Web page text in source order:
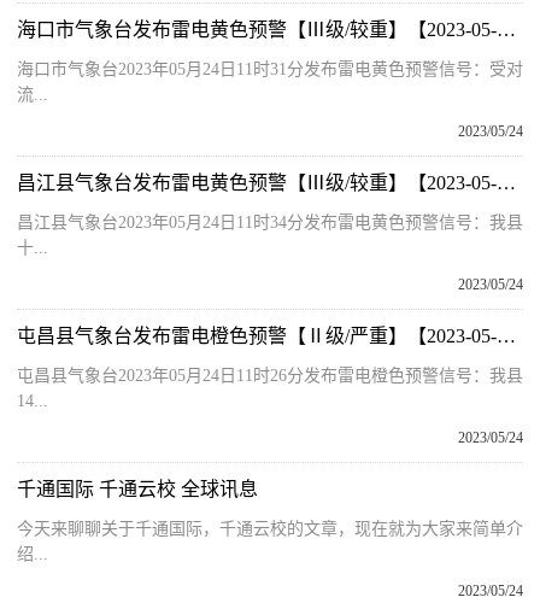
海口市气象台发布雷电黄色预警【Ⅲ级/较重】【2023-05-24】 环球看点
海口市气象台2023年05月24日11时31分发布雷电黄色预警信号：受对
流...
2023/05/24
昌江县气象台发布雷电黄色预警【Ⅲ级/较重】【2023-05-24】|天天要闻
昌江县气象台2023年05月24日11时34分发布雷电黄色预警信号：我县
十...
2023/05/24
屯昌县气象台发布雷电橙色预警【Ⅱ级/严重】【2023-05-24】
屯昌县气象台2023年05月24日11时26分发布雷电橙色预警信号：我县
14...
2023/05/24
千通国际 千通云校 全球讯息
今天来聊聊关于千通国际，千通云校的文章，现在就为大家来简单介
绍...
2023/05/24